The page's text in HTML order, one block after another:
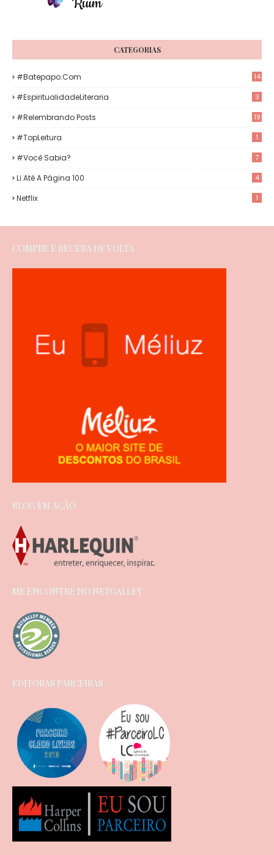
CATEGORIAS
#Batepapo.com 14
#EspiritualidadeLiteraria 3
#Relembrando Posts 19
#TopLeitura 1
#Você Sabia? 7
Li Até A Página 100 4
Netflix 1
COMPRE E RECEBA DE VOLTA
BLOG EM AÇÃO
ME ENCONTRE NO NETGALLEY
EDITORAS PARCEIRAS